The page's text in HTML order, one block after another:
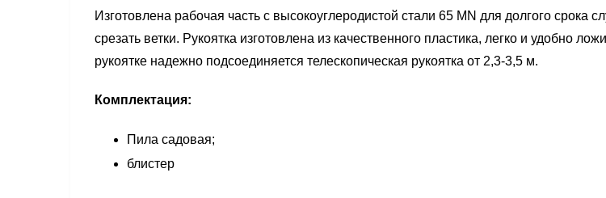
Изготовлена рабочая часть с высокоуглеродистой стали 65 MN для долгого срока
срезать ветки. Рукоятка изготовлена из качественного пластика, легко и удобно
рукоятке надежно подсоединяется телескопическая рукоятка от 2,3-3,5 м.
Комплектация:
Пила садовая;
блистер